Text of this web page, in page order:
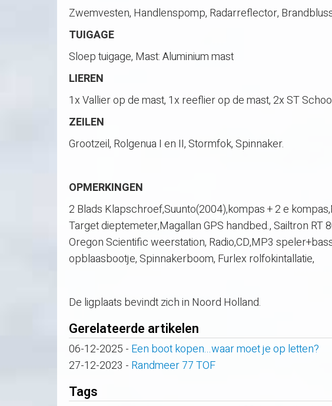
Zwemvesten, Handlenspomp, Radarreflector,
TUIGAGE
Sloep tuigage, Mast: Aluminium mast
LIEREN
1x Vallier op de mast, 1x reeflier op de mast, 2x ST
ZEILEN
Grootzeil, Rolgenua I en II, Stormfok, Spinnaker.
OPMERKINGEN
2 Blads Klapschroef,Suunto(2004),kompas + 2 e
Target dieptemeter,Magallan GPS handbed., Sailtron RT
Oregon Scientific weerstation, Radio,CD,MP3
opblaasbootje, Spinnakerboom, Furlex rolfokintallatie,
De ligplaats bevindt zich in Noord Holland.
Gerelateerde artikelen
06-12-2025 - Een boot kopen...waar moet je op letten?
27-12-2023 - Randmeer 77 TOF
Tags